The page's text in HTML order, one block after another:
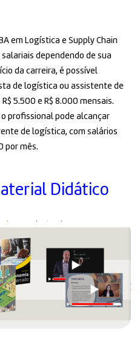
em Logística e Supply Chain
dependendo de sua
da carreira, é possível
de logística ou assistente de
5.500 e R$ 8.000 mensais.
profissional pode alcançar
de logística, com salários
por mês.
Didático